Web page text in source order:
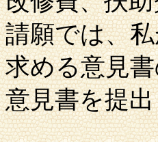
請願では、
求める意見
意見書を提